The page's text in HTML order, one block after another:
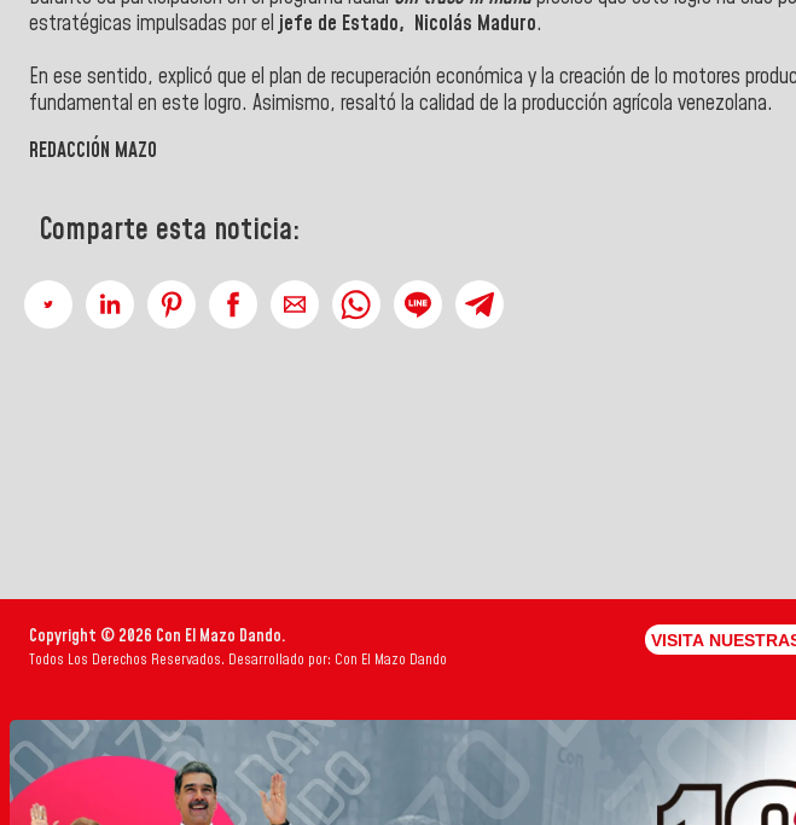
estratégicas impulsadas por el jefe de Estado, Nicolás Maduro.
‎En ese sentido, explicó que el plan de recuperación económica y la creación de lo motores
fundamental en este logro. Asimismo, resaltó la calidad de la producción agrícola venezolana.
REDACCIÓN MAZO
Comparte esta noticia:
Copyright © 2026 Con El Mazo Dando.
Todos Los Derechos Reservados. Desarrollado por: Con El Mazo Dando
VISITA